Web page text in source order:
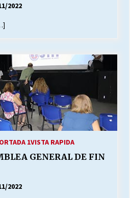
ricos, Save Our Souls (Salvar
con doble sueldo?
2022
1VISTA RAPIDA
GENERAL DE FIN
2022